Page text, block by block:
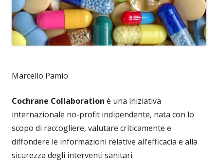
Marcello Pamio
Cochrane Collaboration è una iniziativa
internazionale no-profit indipendente, nata con lo
scopo di raccogliere, valutare criticamente e
diffondere le informazioni relative all’efficacia e alla
sicurezza degli interventi sanitari.